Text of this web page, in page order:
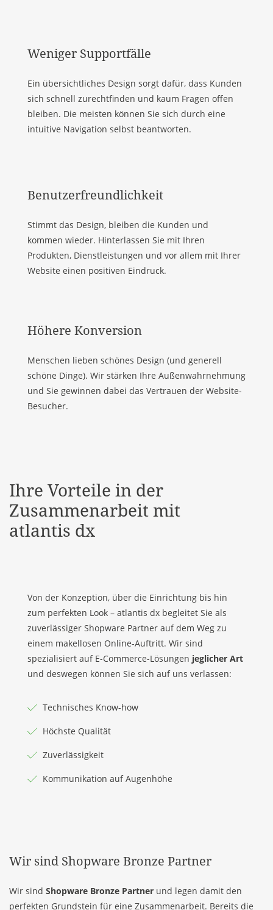
Weniger Supportfälle
Ein übersichtliches Design sorgt dafür, dass Kunden
sich schnell zurechtfinden und kaum Fragen offen
bleiben. Die meisten können Sie sich durch eine
intuitive Navigation selbst beantworten.
Benutzerfreundlichkeit
Stimmt das Design, bleiben die Kunden und
kommen wieder. Hinterlassen Sie mit Ihren
Produkten, Dienstleistungen und vor allem mit Ihrer
Website einen positiven Eindruck.
Höhere Konversion
Menschen lieben schönes Design (und generell
schöne Dinge). Wir stärken Ihre Außenwahrnehmung
und Sie gewinnen dabei das Vertrauen der Website-
Besucher.
Ihre Vorteile in der
Zusammenarbeit mit
atlantis dx
Von der Konzeption, über die Einrichtung bis hin
zum perfekten Look – atlantis dx begleitet Sie als
zuverlässiger Shopware Partner auf dem Weg zu
einem makellosen Online-Auftritt. Wir sind
spezialisiert auf E-Commerce-Lösungen jeglicher Art
und deswegen können Sie sich auf uns verlassen:
Technisches Know-how
Höchste Qualität
Zuverlässigkeit
Kommunikation auf Augenhöhe
Wir sind Shopware Bronze Partner
Wir sind Shopware Bronze Partner und legen damit den
perfekten Grundstein für eine Zusammenarbeit. Bereits die